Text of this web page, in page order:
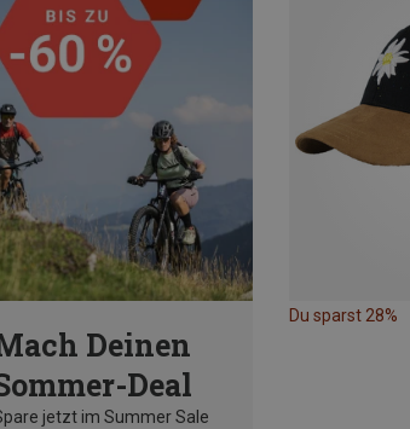
Deinen
Deal
jetzt im Summer Sale
Du sparst 28%